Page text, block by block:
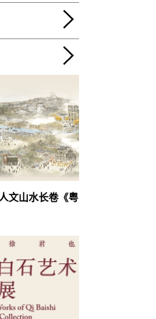
文山水长卷《粤